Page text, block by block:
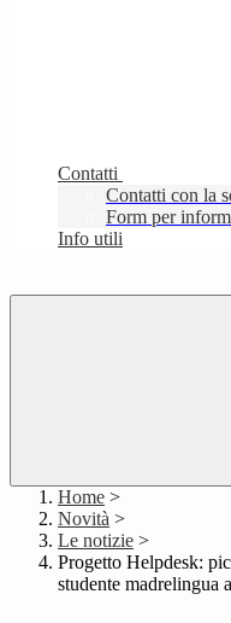
Contatti
Contatti con la
Form per
Info utili
Home >
Novità >
Le notizie >
Progetto Helpdesk:
studente madrelingua